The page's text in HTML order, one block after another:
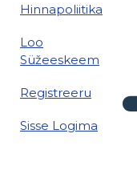
Hinnapoliitika
Loo
Süžeeskeem
Registreeru
Sisse Logima